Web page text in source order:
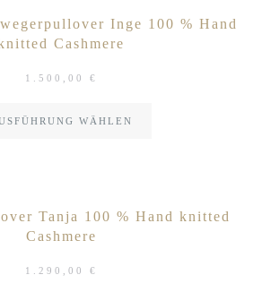
Inge 100 % Hand
Cashmere
1.500,00 €
WÄHLEN
Tanja 100 % Hand knitted
Cashmere
1.290,00 €